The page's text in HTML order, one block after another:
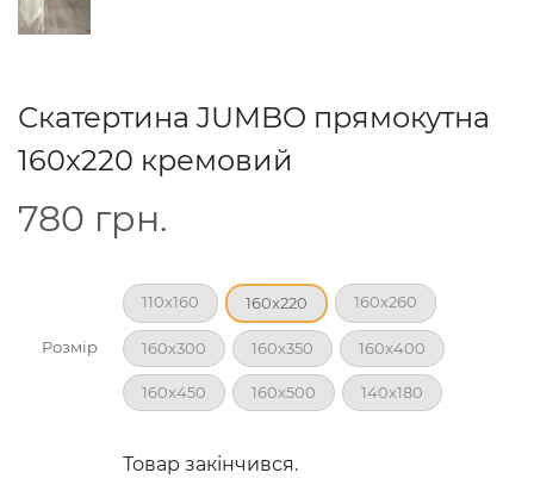
Скатертина JUMBO прямокутна
160x220 кремовий
780 грн.
Розмір
110x160 160x220 160x260
160x300 160x350 160x400
160x450 160x500 140x180
Товар закінчився.